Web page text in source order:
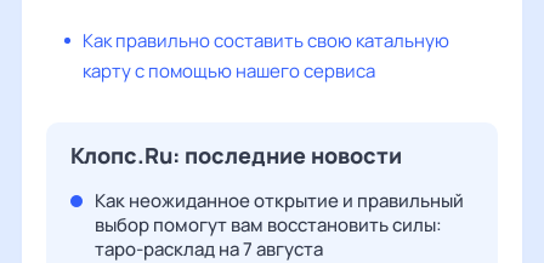
Как правильно составить свою катальную
карту с помощью нашего сервиса
Клопс.Ru: последние новости
Как неожиданное открытие и правильный
выбор помогут вам восстановить силы:
таро-расклад на 7 августа